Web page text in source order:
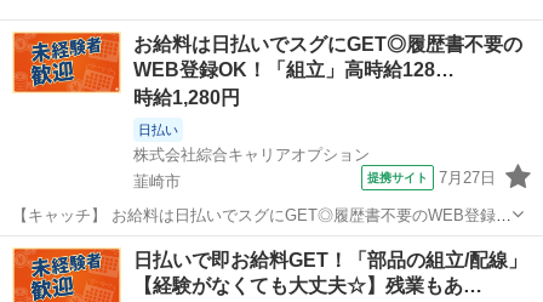
お給料は日払いでスグにGET◎履歴書不要の
WEB登録OK！「組立」高時給128…
時給1,280円
日払い
株式会社綜合キャリアオプション
韮崎市
提携サイト 7月27日
【キャッチ】 お給料は日払いでスグにGET◎履歴書不要のWEB登録
OK！「組立」高時給1280円！山梨県韮崎市周辺！20代～40代のスタ
ッフが多数活躍中★ 【コメント】 製造のお仕事をお探しにおススメ♪
「未経験でも出来...
山梨 韮崎市 仕分け
日払いで即お給料GET！「部品の組立/配線」
【経験がなくても大丈夫☆】残業もあ…